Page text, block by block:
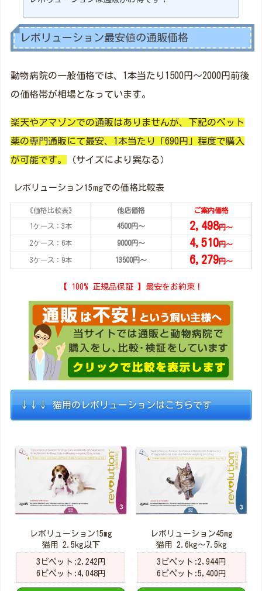
レボリューション最安値の通販価格
動物病院の一般価格では、1本当たり1500円～2000円前後
の価格帯が相場となっています。
楽天やアマゾンでの通販はありませんが、下記のペット
薬の専門通販にて最安、1本当たり「690円」程度で購入
が可能です。
（サイズにより異なる）
レボリューション15mgでの価格比較表
《価格比較表》 他店価格 ご案内価格
1ケース：3本 4500円～ 2,498円～
2ケース：6本 9000円～ 4,510円～
3ケース：9本 13500円～ 6,279円～
【 100% 正規品保証 】最安をお約束！
↓↓↓ 猫用のレボリューションはこちらです
レボリューション15mg
猫用 2.5kg以下
3ピペット:2,242円
6ピペット:4,048円
レボリューション45mg
猫用 2.6kg～7.5kg
3ピペット:2,944円
6ピペット:5,400円